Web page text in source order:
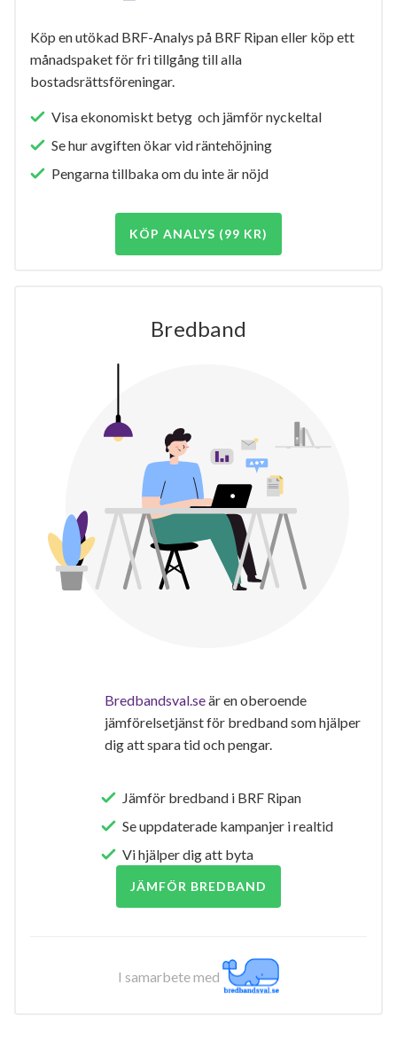
Köp en utökad BRF-Analys på BRF Ripan eller köp ett
månadspaket för fri tillgång till alla
bostadsrättsföreningar.
Visa ekonomiskt betyg och jämför nyckeltal
Se hur avgiften ökar vid räntehöjning
Pengarna tillbaka om du inte är nöjd
KÖP ANALYS (99 KR)
Bredband
Bredbandsval.seär en oberoende
jämförelsetjänst för bredband som hjälper
dig att spara tid och pengar.
Jämför bredband i BRF Ripan
Se uppdaterade kampanjer i realtid
Vi hjälper dig att byta
JÄMFÖR BREDBAND
I samarbete med